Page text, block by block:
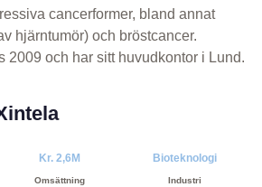
cancerformer, bland annat
hjärntumör) och bröstcancer.
2009 och har sitt huvudkontor i Lund.
Kr. 2,6M
Omsättning
Bioteknologi
Industri